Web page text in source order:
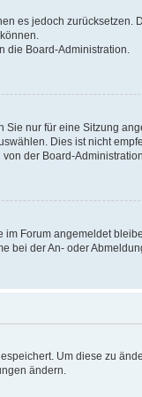
es jedoch
die Board-Administration.
nur für eine Sitzung
Dies ist nicht
der Board-
Forum angemeldet
bei der An- oder
Um diese zu
ändern.